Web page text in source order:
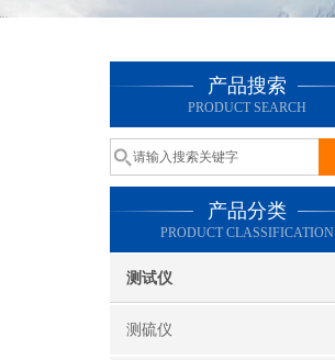
产品搜索
PRODUCT SEARCH
产品分类
PRODUCT CLASSIFICATION
测试仪
测硫仪